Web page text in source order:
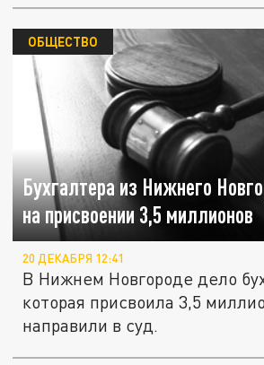
Бухгалтера из Нижнего
на присвоении 3,5 миллионов
ОБЩЕСТВО
20 ДЕКАБРЯ 12:41
В Нижнем Новгороде дело
которая присвоила 3,5
направили в суд.